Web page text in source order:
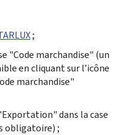
;
"Code marchandise" (un
en cliquant sur l’icône
marchandise"
dans la case
obligatoire) ;